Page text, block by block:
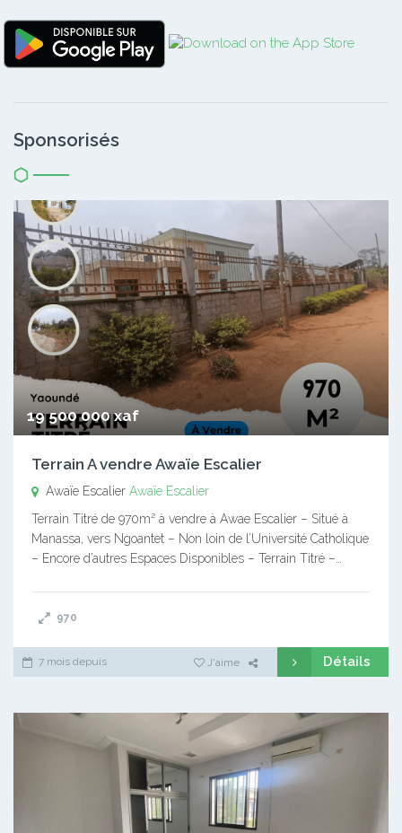
Sponsorisés
19 500 000 xaf
Terrain A vendre Awaïe Escalier
Awaïe Escalier Awaïe Escalier
Terrain Titré de 970m² à vendre à Awae Escalier – Situé à
Manassa, vers Ngoantet – Non loin de l’Université Catholique
– Encore d’autres Espaces Disponibles – Terrain Titré –…
970
7 mois depuis J'aime Détails